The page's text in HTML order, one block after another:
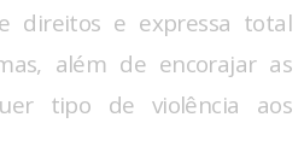
direitos e expressa total
além de encorajar as
tipo de violência aos